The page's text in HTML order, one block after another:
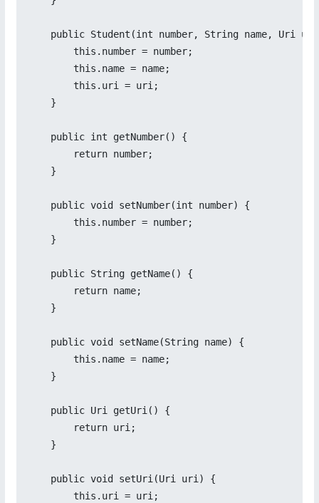
public Student(int number, String name, Uri
        this.number = number;
        this.name = name;
        this.uri = uri;
    }
    public int getNumber() {
        return number;
    }
    public void setNumber(int number) {
        this.number = number;
    }
    public String getName() {
        return name;
    }
    public void setName(String name) {
        this.name = name;
    }
    public Uri getUri() {
        return uri;
    }
    public void setUri(Uri uri) {
        this.uri = uri;